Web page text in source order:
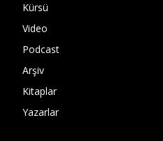
Kürsü
Video
Podcast
Arşiv
Kitaplar
Yazarlar